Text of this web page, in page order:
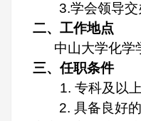
3.学会领导交
二、工作地点
中山大学化学
三、任职条件
1. 专科及以上
2. 具备良好